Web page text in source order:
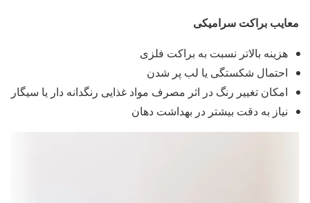
معایب براکت سرامیکی
هزینه بالاتر نسبت به براکت فلزی
احتمال شکستگی یا لب پر شدن
امکان تغییر رنگ در اثر مصرف مواد غذایی رنگدانه دار یا سیگار
نیاز به دقت بیشتر در بهداشت دهان